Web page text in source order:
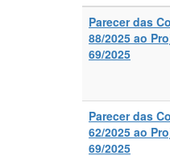
Parecer das
88/2025 ao
69/2025
Parecer das
62/2025 ao
69/2025